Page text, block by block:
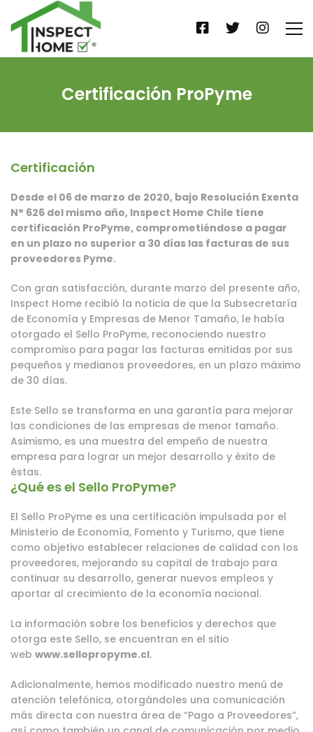
Certificación ProPyme
Certificación
Desde el 06 de marzo de 2020, bajo Resolución Exenta
N° 626 del mismo año, Inspect Home Chile tiene
certificación ProPyme, comprometiéndose a pagar
en un plazo no superior a 30 días las facturas de sus
proveedores Pyme.
Con gran satisfacción, durante marzo del presente año,
Inspect Home recibió la noticia de que la Subsecretaría
de Economía y Empresas de Menor Tamaño, le había
otorgado el Sello ProPyme, reconociendo nuestro
compromiso para pagar las facturas emitidas por sus
pequeños y medianos proveedores, en un plazo máximo
de 30 días.
Este Sello se transforma en una garantía para mejorar
las condiciones de las empresas de menor tamaño.
Asimismo, es una muestra del empeño de nuestra
empresa para lograr un mejor desarrollo y éxito de
éstas.
¿Qué es el Sello ProPyme?
El Sello ProPyme es una certificación impulsada por el
Ministerio de Economía, Fomento y Turismo, que tiene
como objetivo establecer relaciones de calidad con los
proveedores, mejorando su capital de trabajo para
continuar su desarrollo, generar nuevos empleos y
aportar al crecimiento de la economía nacional.
​La información sobre los beneficios y derechos que
otorga este Sello, se encuentran en el sitio
web www.sellopropyme.cl.
Adicionalmente, hemos modificado nuestro menú de
atención telefónica, otorgándoles una comunicación
más directa con nuestra área de “Pago a Proveedores”,